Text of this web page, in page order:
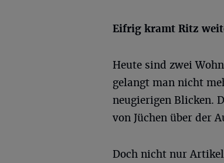
Eifrig kramt Ritz
Heute sind zwei
gelangt man nicht
neugierigen Blicken.
von Jüchen über der
Doch nicht nur